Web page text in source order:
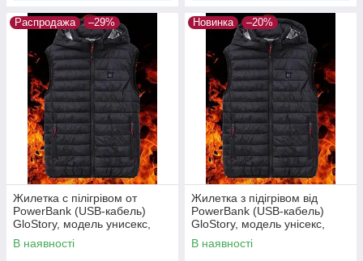
Распродажа –29%
Жилетка с пілігрівом от
PowerBank (USB-кабель)
GloStory, модель унисекс,
размер М-2xl
В наявності
Новинка –20%
Жилетка з підігрівом від
PowerBank (USB-кабель)
GloStory, модель унісекс,
розмір 3XL-6XL
В наявності